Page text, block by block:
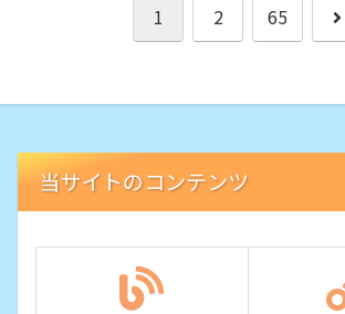
1 2 65
次
当サイトのコンテンツ